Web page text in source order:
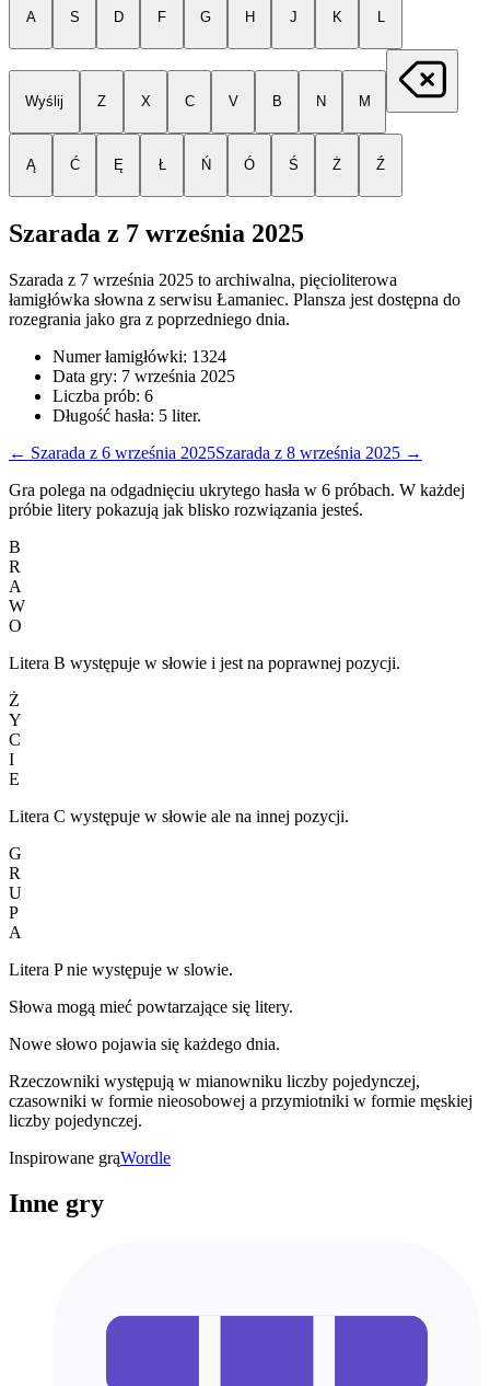
A S D F G H J K L
Wyślij Z X C V B N M
Ą Ć Ę Ł Ń Ó Ś Ż Ź
Szarada z 7 września 2025
Szarada z 7 września 2025 to archiwalna, pięcioliterowa
łamigłówka słowna z serwisu Łamaniec. Plansza jest dostępna do
rozegrania jako gra z poprzedniego dnia.
Numer łamigłówki: 1324
Data gry: 7 września 2025
Liczba prób: 6
Długość hasła: 5 liter.
← Szarada z 6 września 2025Szarada z 8 września 2025 →
Gra polega na odgadnięciu ukrytego hasła w 6 próbach. W każdej
próbie litery pokazują jak blisko rozwiązania jesteś.
B
R
A
W
O
Litera B występuje w słowie i jest na poprawnej pozycji.
Ż
Y
C
I
E
Litera C występuje w słowie ale na innej pozycji.
G
R
U
P
A
Litera P nie występuje w slowie.
Słowa mogą mieć powtarzające się litery.
Nowe słowo pojawia się każdego dnia.
Rzeczowniki występują w mianowniku liczby pojedynczej,
czasowniki w formie nieosobowej a przymiotniki w formie męskiej
liczby pojedynczej.
Inspirowane grąWordle
Inne gry